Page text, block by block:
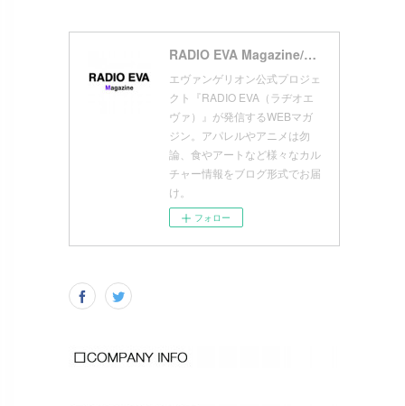
RADIO EVA Magazine/ラヂオエヴァ マガジン
エヴァンゲリオン公式プロジェ
クト『RADIO EVA（ラヂオエ
ヴァ）』が発信するWEBマガ
ジン。アパレルやアニメは勿
論、食やアートなど様々なカル
チャー情報をブログ形式でお届
け。
フォロー